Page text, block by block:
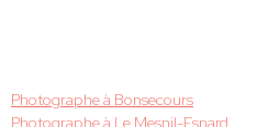
Photographe à Bonsecours
Photographe à Le Mesnil-Esnard